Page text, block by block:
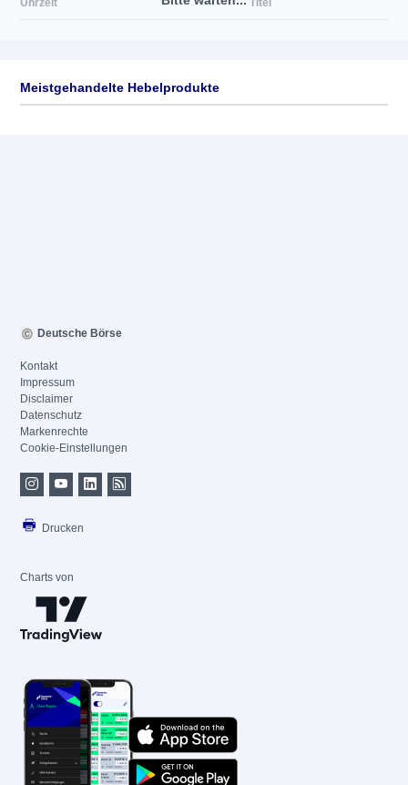
Uhrzeit Titel
Meistgehandelte Hebelprodukte
Deutsche Börse
Kontakt
Impressum
Disclaimer
Datenschutz
Markenrechte
Cookie-Einstellungen
Drucken
Charts von